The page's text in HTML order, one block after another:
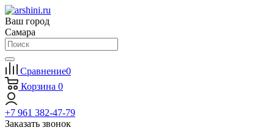
Ваш город
Самара
Сравнение0
Корзина 0
+7 961 382-47-79
Заказать звонок